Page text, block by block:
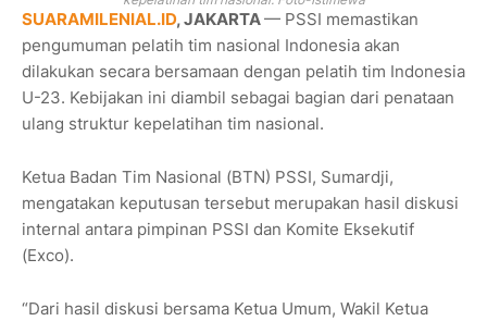
SUARAMILENIAL.ID, JAKARTA— PSSI memastikan
pengumuman pelatih tim nasional Indonesia akan
dilakukan secara bersamaan dengan pelatih tim Indonesia
U-23. Kebijakan ini diambil sebagai bagian dari penataan
ulang struktur kepelatihan tim nasional.
Ketua Badan Tim Nasional (BTN) PSSI, Sumardji,
mengatakan keputusan tersebut merupakan hasil diskusi
internal antara pimpinan PSSI dan Komite Eksekutif
(Exco).
“Dari hasil diskusi bersama Ketua Umum, Wakil Ketua